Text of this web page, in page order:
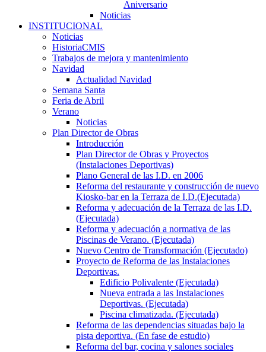
Aniversario
Noticias
INSTITUCIONAL
Noticias
HistoriaCMIS
Trabajos de mejora y mantenimiento
Navidad
Actualidad Navidad
Semana Santa
Feria de Abril
Verano
Noticias
Plan Director de Obras
Introducción
Plan Director de Obras y Proyectos
(Instalaciones Deportivas)
Plano General de las I.D. en 2006
Reforma del restaurante y construcción de nuevo
Kiosko-bar en la Terraza de I.D.(Ejecutada)
Reforma y adecuación de la Terraza de las I.D.
(Ejecutada)
Reforma y adecuación a normativa de las
Piscinas de Verano. (Ejecutada)
Nuevo Centro de Transformación (Ejecutado)
Proyecto de Reforma de las Instalaciones
Deportivas.
Edificio Polivalente (Ejecutada)
Nueva entrada a las Instalaciones
Deportivas. (Ejecutada)
Piscina climatizada. (Ejecutada)
Reforma de las dependencias situadas bajo la
pista deportiva. (En fase de estudio)
Reforma del bar, cocina y salones sociales